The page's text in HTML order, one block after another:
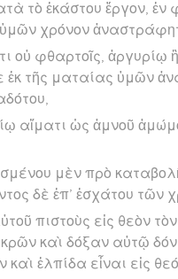
τὸ ἑκάστου ἔργον, ἐν
χρόνον
οὐ φθαρτοῖς, ἀργυρίῳ
ἐκ τῆς ματαίας ὑμῶν
αἵματι ὡς ἀμνοῦ
μὲν πρὸ
δὲ ἐπ’ ἐσχάτου τῶν
πιστοὺς εἰς θεὸν
καὶ δόξαν αὐτῷ
καὶ ἐλπίδα εἶναι εἰς